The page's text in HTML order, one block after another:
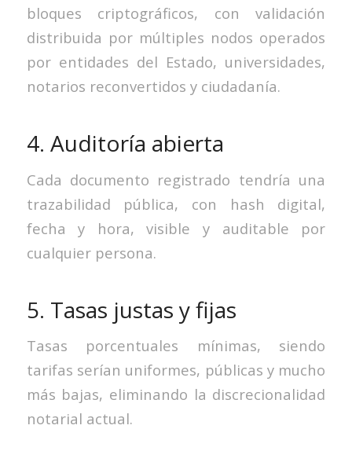
bloques criptográficos, con validación
distribuida por múltiples nodos operados
por entidades del Estado, universidades,
notarios reconvertidos y ciudadanía.
4. Auditoría abierta
Cada documento registrado tendría una
trazabilidad pública, con hash digital,
fecha y hora, visible y auditable por
cualquier persona.
5. Tasas justas y fijas
Tasas porcentuales mínimas, siendo
tarifas serían uniformes, públicas y mucho
más bajas, eliminando la discrecionalidad
notarial actual.